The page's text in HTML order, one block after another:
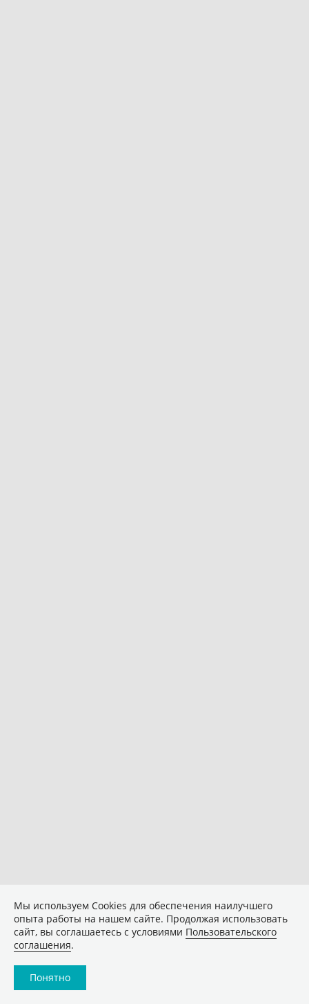
Мы используем Сookies для обеспечения наилучшего
опыта работы на нашем сайте. Продолжая использовать
сайт, вы соглашаетесь с условиями Пользовательского
соглашения.
Понятно